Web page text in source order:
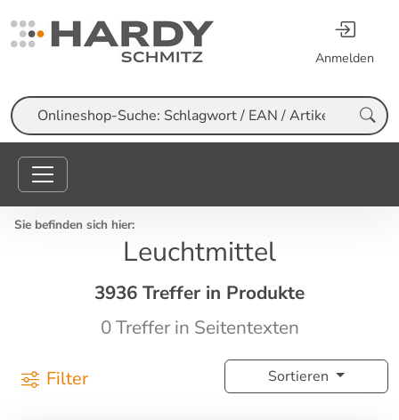
Anmelden
Suche
Sie befinden sich hier:
Leuchtmittel
3936 Treffer in Produkte
0 Treffer in Seitentexten
Filter Sortieren